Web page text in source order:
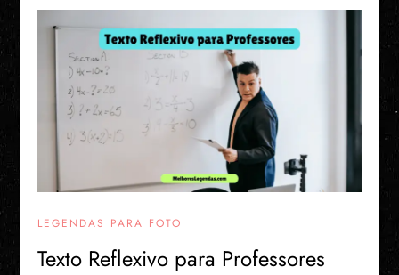
LEGENDAS PARA FOTO
Texto Reflexivo para Professores